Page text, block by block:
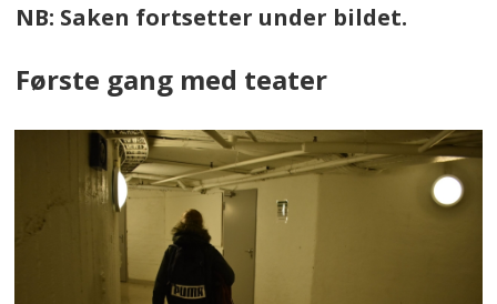
NB: Saken fortsetter under bildet.
Første gang med teater